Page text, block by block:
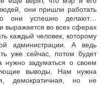
они пришли работать
они успешно делают…
выражается во всех сферах
каждый человек, которому
администрации. А ведь
уже сейчас, потом будет
нужно задуматься о своем
выводы. Нам нужна
демократичная, но не